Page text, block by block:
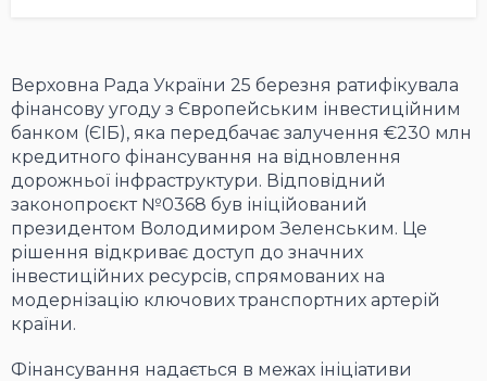
Верховна Рада України 25 березня ратифікувала
фінансову угоду з Європейським інвестиційним
банком (ЄІБ), яка передбачає залучення €230 млн
кредитного фінансування на відновлення
дорожньої інфраструктури. Відповідний
законопроєкт №0368 був ініційований
президентом Володимиром Зеленським. Це
рішення відкриває доступ до значних
інвестиційних ресурсів, спрямованих на
модернізацію ключових транспортних артерій
країни.
Фінансування надається в межах ініціативи